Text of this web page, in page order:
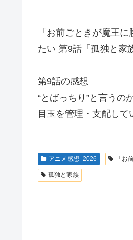
「お前ごときが魔王
たい 第9話「孤独と家
第9話の感想
“とばっちり”と言うの
目玉を管理・支配して
アニメ感想_2026 「お
孤独と家族